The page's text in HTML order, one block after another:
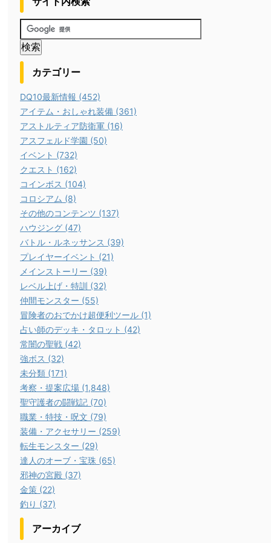
カテゴリー
DQ10最新情報 (452)
アイテム・おしゃれ装備 (361)
アストルティア防衛軍 (16)
アスフェルド学園 (50)
イベント (732)
クエスト (162)
コインボス (104)
コロシアム (8)
その他のコンテンツ (137)
ハウジング (47)
バトル・ルネッサンス (39)
プレイヤーイベント (21)
メインストーリー (39)
レベル上げ・特訓 (32)
仲間モンスター (55)
冒険者のおでかけ超便利ツール (1)
占い師のデッキ・タロット (42)
常闇の聖戦 (42)
強ボス (32)
未分類 (171)
考察・提案広場 (1,848)
聖守護者の闘戦記 (70)
職業・特技・呪文 (79)
装備・アクセサリー (259)
転生モンスター (29)
達人のオーブ・宝珠 (65)
邪神の宮殿 (37)
金策 (22)
釣り (37)
アーカイブ